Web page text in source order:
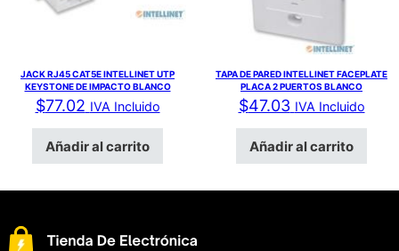
JACK RJ45 CAT5E INTELLINET UTP
KEYSTONE DE IMPACTO BLANCO
$77.02 IVA Incluido
Añadir al carrito
TAPA DE PARED INTELLINET FACEPLATE
PLACA 2 PUERTOS BLANCO
$47.03 IVA Incluido
Añadir al carrito